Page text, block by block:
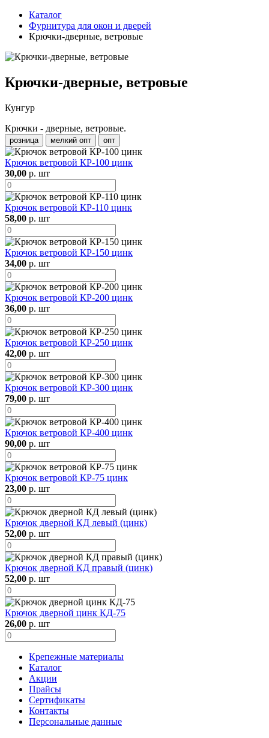
Каталог
Фурнитура для окон и дверей
Крючки-дверные, ветровые
Крючки-дверные, ветровые
Кунгур
Крючки - дверные, ветровые.
розница мелкий опт опт
Крючок ветровой КР-100 цинк
30,00 р. шт
Крючок ветровой КР-110 цинк
58,00 р. шт
Крючок ветровой КР-150 цинк
34,00 р. шт
Крючок ветровой КР-200 цинк
36,00 р. шт
Крючок ветровой КР-250 цинк
42,00 р. шт
Крючок ветровой КР-300 цинк
79,00 р. шт
Крючок ветровой КР-400 цинк
90,00 р. шт
Крючок ветровой КР-75 цинк
23,00 р. шт
Крючок дверной КД левый (цинк)
52,00 р. шт
Крючок дверной КД правый (цинк)
52,00 р. шт
Крючок дверной цинк КД-75
26,00 р. шт
Крепежные материалы
Каталог
Акции
Прайсы
Сертификаты
Контакты
Персональные данные